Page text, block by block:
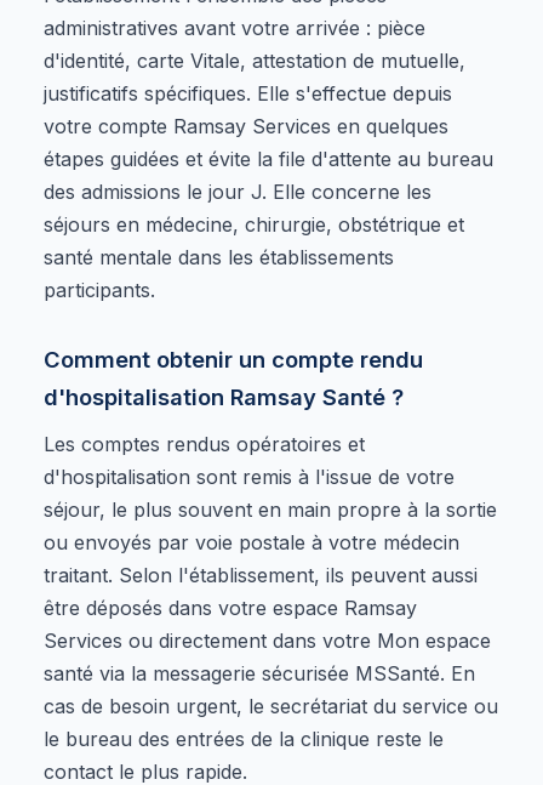
administratives avant votre arrivée : pièce
d'identité, carte Vitale, attestation de mutuelle,
justificatifs spécifiques. Elle s'effectue depuis
votre compte Ramsay Services en quelques
étapes guidées et évite la file d'attente au bureau
des admissions le jour J. Elle concerne les
séjours en médecine, chirurgie, obstétrique et
santé mentale dans les établissements
participants.
Comment obtenir un compte rendu
d'hospitalisation Ramsay Santé ?
Les comptes rendus opératoires et
d'hospitalisation sont remis à l'issue de votre
séjour, le plus souvent en main propre à la sortie
ou envoyés par voie postale à votre médecin
traitant. Selon l'établissement, ils peuvent aussi
être déposés dans votre espace Ramsay
Services ou directement dans votre Mon espace
santé via la messagerie sécurisée MSSanté. En
cas de besoin urgent, le secrétariat du service ou
le bureau des entrées de la clinique reste le
contact le plus rapide.